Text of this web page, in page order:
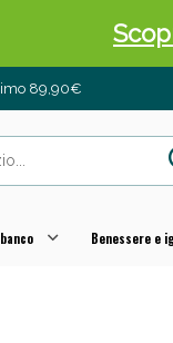
89,90€
Benessere e